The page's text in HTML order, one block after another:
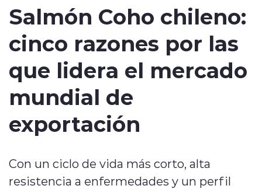
Tendencias
Internacional
Entrevistas
Salmón Coho chileno:
cinco razones por las
que lidera el mercado
mundial de
exportación
Con un ciclo de vida más corto, alta
resistencia a enfermedades y un perfil